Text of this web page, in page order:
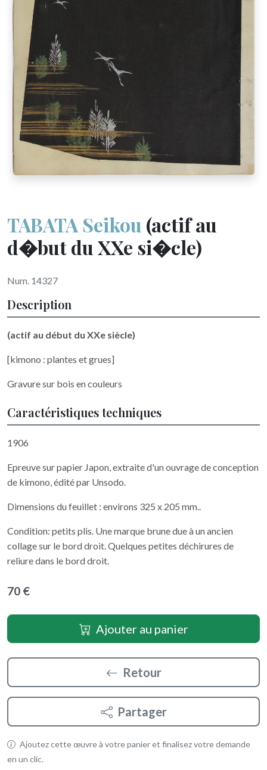
TABATA Seikou (actif au
d�but du XXe si�cle)
Num. 14327
Description
(actif au début du XXe siècle)
[kimono : plantes et grues]
Gravure sur bois en couleurs
Caractéristiques techniques
1906
Epreuve sur papier Japon, extraite d'un ouvrage de conception
de kimono, édité par Unsodo.
Dimensions du feuillet : environs 325 x 205 mm..
Condition: petits plis. Une marque brune due à un ancien
collage sur le bord droit. Quelques petites déchirures de
reliure dans le bord droit.
70 €
Ajouter au panier
Retour
Partager
Ajoutez cette œuvre à votre panier et finalisez votre demande
en un clic.